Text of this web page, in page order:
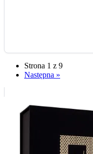
Strona 1 z 9
Następna »